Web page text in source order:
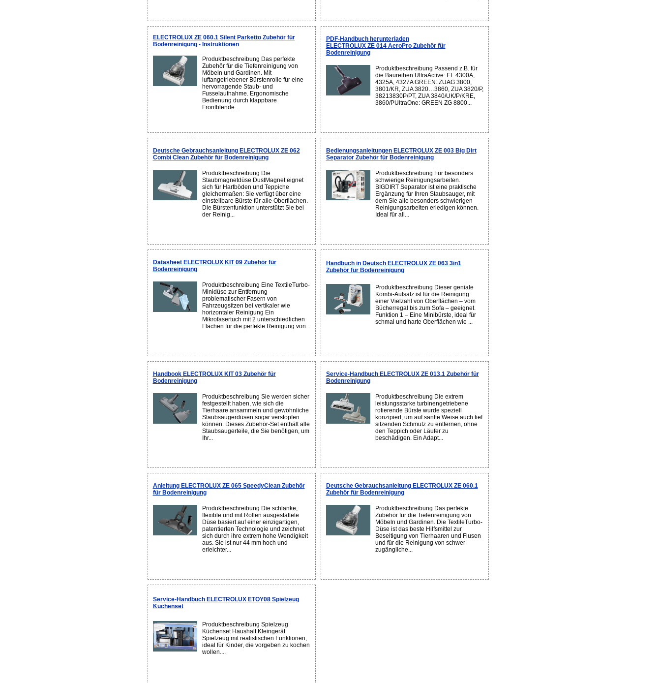
ELECTROLUX ZE 060.1 Silent Parketto Zubehör für
Bodenreinigung - Instruktionen
Produktbeschreibung Das perfekte
Zubehör für die Tiefenreinigung von
Möbeln und Gardinen. Mit
luftangetriebener Bürstenrolle für eine
hervorragende Staub- und
Fusselaufnahme. Ergonomische
Bedienung durch klappbare
Frontblende...
PDF-Handbuch herunterladen
ELECTROLUX ZE 014 AeroPro Zubehör für
Bodenreinigung
Produktbeschreibung Passend z.B. für
die Baureihen UltraActive: EL 4300A,
4325A, 4327A GREEN: ZUAG 3800,
3801/KR, ZUA 3820…3860, ZUA 3820/P,
38213830P/PT, ZUA 3840/UK/P/KRE,
3860/PUltraOne: GREEN ZG 8800...
Deutsche Gebrauchsanleitung ELECTROLUX ZE 062
Combi Clean Zubehör für Bodenreinigung
Produktbeschreibung Die
Staubmagnetdüse DustMagnet eignet
sich für Hartböden und Teppiche
gleichermaßen: Sie verfügt über eine
einstellbare Bürste für alle Oberflächen.
Die Bürstenfunktion unterstützt Sie bei
der Reinig...
Bedienungsanleitungen ELECTROLUX ZE 003 Big Dirt
Separator Zubehör für Bodenreinigung
Produktbeschreibung Für besonders
schwierige Reinigungsarbeiten.
BIGDIRT Separator ist eine praktische
Ergänzung für Ihren Staubsauger, mit
dem Sie alle besonders schwierigen
Reinigungsarbeiten erledigen können.
Ideal für all...
Datasheet ELECTROLUX KIT 09 Zubehör für
Bodenreinigung
Produktbeschreibung Eine TextileTurbo-
Minidüse zur Entfernung
problematischer Fasern von
Fahrzeugsitzen bei vertikaler wie
horizontaler Reinigung Ein
Mikrofasertuch mit 2 unterschiedlichen
Flächen für die perfekte Reinigung von...
Handbuch in Deutsch ELECTROLUX ZE 063 3in1
Zubehör für Bodenreinigung
Produktbeschreibung Dieser geniale
Kombi-Aufsatz ist für die Reinigung
einer Vielzahl von Oberflächen – vom
Bücherregal bis zum Sofa – geeignet.
Funktion 1 – Eine Minibürste, ideal für
schmal und harte Oberflächen wie ...
Handbook ELECTROLUX KIT 03 Zubehör für
Bodenreinigung
Produktbeschreibung Sie werden sicher
festgestellt haben, wie sich die
Tierhaare ansammeln und gewöhnliche
Staubsaugerdüsen sogar verstopfen
können. Dieses Zubehör-Set enthält alle
Staubsaugerteile, die Sie benötigen, um
Ihr...
Service-Handbuch ELECTROLUX ZE 013.1 Zubehör für
Bodenreinigung
Produktbeschreibung Die extrem
leistungsstarke turbinengetriebene
rotierende Bürste wurde speziell
konzipiert, um auf sanfte Weise auch tief
sitzenden Schmutz zu entfernen, ohne
den Teppich oder Läufer zu
beschädigen. Ein Adapt...
Anleitung ELECTROLUX ZE 065 SpeedyClean Zubehör
für Bodenreinigung
Produktbeschreibung Die schlanke,
flexible und mit Rollen ausgestattete
Düse basiert auf einer einzigartigen,
patentierten Technologie und zeichnet
sich durch ihre extrem hohe Wendigkeit
aus. Sie ist nur 44 mm hoch und
erleichter...
Deutsche Gebrauchsanleitung ELECTROLUX ZE 060.1
Zubehör für Bodenreinigung
Produktbeschreibung Das perfekte
Zubehör für die Tiefenreinigung von
Möbeln und Gardinen. Die TextileTurbo-
Düse ist das beste Hilfsmittel zur
Beseitigung von Tierhaaren und Flusen
und für die Reinigung von schwer
zugängliche...
Service-Handbuch ELECTROLUX ETOY08 Spielzeug
Küchenset
Produktbeschreibung Spielzeug
Küchenset Haushalt Kleingerät
Spielzeug mit realistischen Funktionen,
ideal für Kinder, die vorgeben zu kochen
wollen....